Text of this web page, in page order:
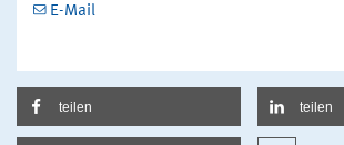
E-Mail
teilen teilen